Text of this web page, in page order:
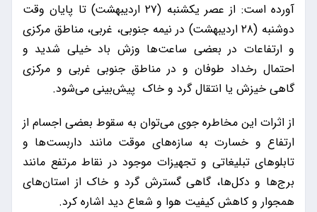
آورده است: از عصر یکشنبه (۲۷ اردیبهشت) تا پایان وقت
دوشنبه (۲۸ اردیبهشت) در نیمه جنوبی، غربی، مناطق مرکزی
و ارتفاعات در بعضی ساعت‌ها وزش باد خیلی شدید و
احتمال رخداد طوفان و در مناطق جنوبی غربی و مرکزی
گاهی خیزش یا انتقال گرد و خاک پیش‌بینی می‌شود.
از اثرات این مخاطره جوی می‌توان به سقوط بعضی اجسام از
ارتفاع و خسارت به سازه‌های موقت مانند داربست‌ها و
تابلوهای تبلیغاتی و تجهیزات موجود در نقاط مرتفع مانند
برج‌ها و دکل‌ها، گاهی گسترش گرد و خاک از استان‌های
همجوار و کاهش کیفیت هوا و شعاع دید اشاره کرد.